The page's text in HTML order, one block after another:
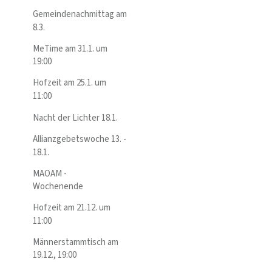
Gemeindenachmittag am
8.3.
MeTime am 31.1. um
19:00
Hofzeit am 25.1. um
11:00
Nacht der Lichter 18.1.
Allianzgebetswoche 13. -
18.1.
MAOAM -
Wochenende
Hofzeit am 21.12. um
11:00
Männerstammtisch am
19.12., 19:00